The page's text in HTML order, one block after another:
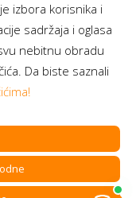
rights reserved.
izbora korisnika i
sadržaja i oglasa
nebitnu obradu
Da biste saznali